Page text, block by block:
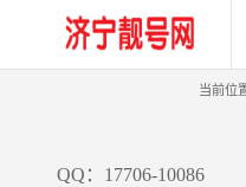
当前位
QQ：17706-10086